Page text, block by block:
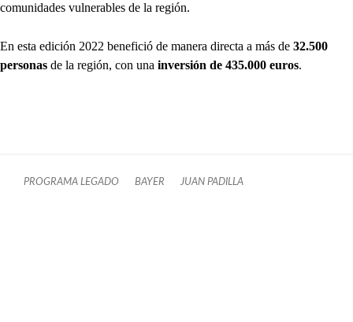
comunidades vulnerables de la región.
En esta edición 2022 benefició de manera directa a más de 32.500
personas de la región, con una inversión de 435.000 euros.
PROGRAMA LEGADO BAYER JUAN PADILLA